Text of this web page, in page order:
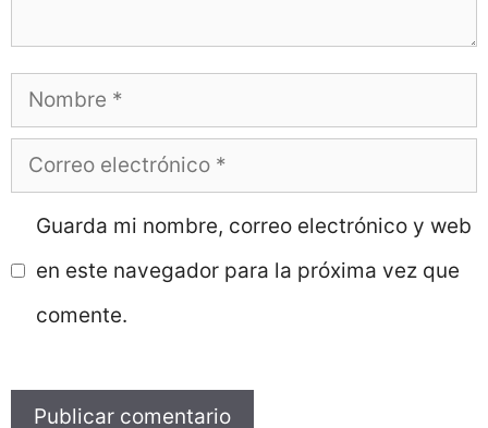
Nombre
Correo
Guarda mi nombre, correo electrónico y web
en este navegador para la próxima vez que
comente.